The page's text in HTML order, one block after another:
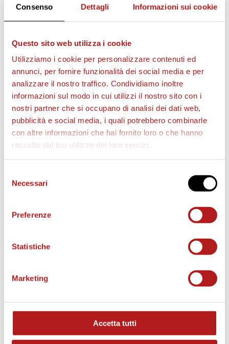
Consenso Dettagli Informazioni sui cookie
Questo sito web utilizza i cookie
Utilizziamo i cookie per personalizzare contenuti ed
annunci, per fornire funzionalità dei social media e per
analizzare il nostro traffico. Condividiamo inoltre
informazioni sul modo in cui utilizzi il nostro sito con i
nostri partner che si occupano di analisi dei dati web,
pubblicità e social media, i quali potrebbero combinarle
con altre informazioni che hai fornito loro o che hanno
raccolto dal tuo utilizzo dei loro servizi.
delNecessari
Preferenze
Statistiche
Marketing
Accetta tutti